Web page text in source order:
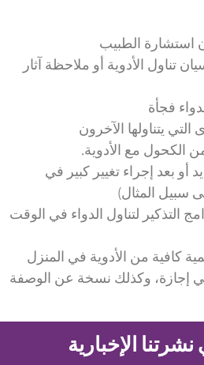
استشارة الطبيب
تناول الأدوية أو ملاحظة آثار
فجأة
يتناولها الآخرون
الكحول مع الأدوية.
أو بعد إجراء تغيير كبير في
سبيل المثال)
التذكير لتناول الدواء في الوقت
كافية من الأدوية في المنزل
إجازة، وكذلك نسخة عن الوصفة
الإخبارية